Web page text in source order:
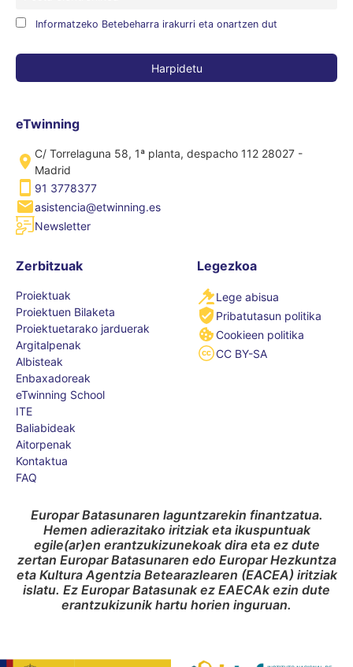
Informatzeko Betebeharra irakurri eta onartzen dut
eTwinning
C/ Torrelaguna 58, 1ª planta, despacho 112 28027 -
Madrid
91 3778377
asistencia@etwinning.es
Newsletter
Zerbitzuak
Proiektuak
Proiektuen Bilaketa
Proiektuetarako jarduerak
Argitalpenak
Albisteak
Enbaxadoreak
eTwinning School
ITE
Baliabideak
Aitorpenak
Kontaktua
FAQ
Legezkoa
Lege abisua
Pribatutasun politika
Cookieen politika
CC BY-SA
Europar Batasunaren laguntzarekin finantzatua.
Hemen adierazitako iritziak eta ikuspuntuak
egile(ar)en erantzukizunekoak dira eta ez dute
zertan Europar Batasunaren edo Europar Hezkuntza
eta Kultura Agentzia Betearazlearen (EACEA) iritziak
islatu. Ez Europar Batasunak ez EAECAk ezin dute
erantzukizunik hartu horien inguruan.